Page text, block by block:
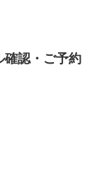
確認・ご予約